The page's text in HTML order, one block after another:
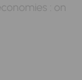
: on